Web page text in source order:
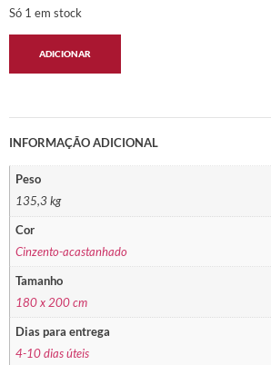
Só 1 em stock
ADICIONAR
INFORMAÇÃO ADICIONAL
Peso
135,3 kg
Cor
Cinzento-acastanhado
Tamanho
180 x 200 cm
Dias para entrega
4-10 dias úteis